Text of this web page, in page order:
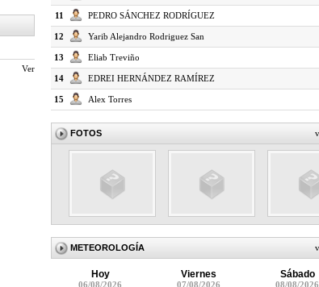
Ver
11 PEDRO SÁNCHEZ RODRÍGUEZ
12 Yarib Alejandro Rodriguez San
13 Eliab Treviño
14 EDREI HERNÁNDEZ RAMÍREZ
15 Alex Torres
FOTOS
METEOROLOGÍA
Hoy
06/08/2026
Viernes
07/08/2026
Sábado
08/08/2026